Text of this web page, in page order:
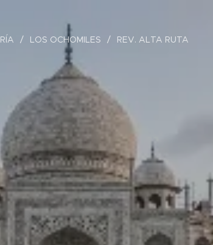
LOS OCHOMILES REV. ALTA RUTA